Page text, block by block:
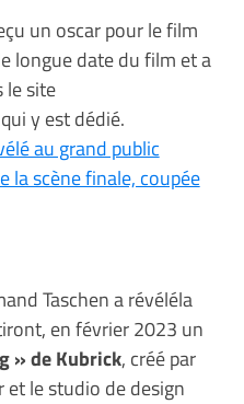
un oscar pour le film
longue date du film et a
le site
y est dédié.
au grand public
la scène finale, coupée
Taschen a révéléla
en février 2023 un
» de Kubrick, créé par
et le studio de design